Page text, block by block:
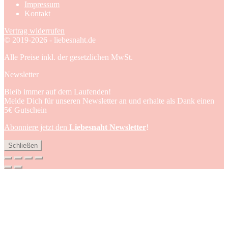
Impressum
Kontakt
Vertrag widerrufen
© 2019-2026 - liebesnaht.de
Alle Preise inkl. der gesetzlichen MwSt.
Newsletter
Bleib immer auf dem Laufenden!
Melde Dich für unseren Newsletter an und erhalte als Dank einen
5€ Gutschein
Abonniere jetzt den Liebesnaht Newsletter!
Schließen